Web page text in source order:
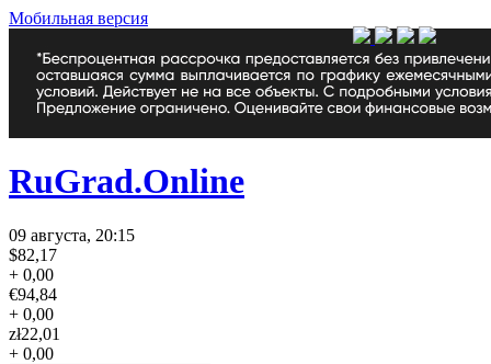
Мобильная версия
RuGrad.Online
09 августа, 20:15
$82,17
+ 0,00
€94,84
+ 0,00
zł22,01
+ 0,00